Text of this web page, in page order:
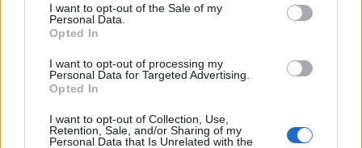
I want to opt-out of the Sale of my
Personal Data.
Opted In
I want to opt-out of processing my
Personal Data for Targeted Advertising.
Opted In
I want to opt-out of Collection, Use,
Retention, Sale, and/or Sharing of my
Personal Data that Is Unrelated with the